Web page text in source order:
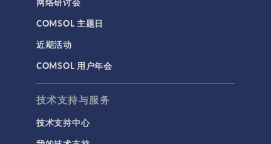
COMSOL 主题日
近期活动
COMSOL 用户年会
技术支持与服务
技术支持中心